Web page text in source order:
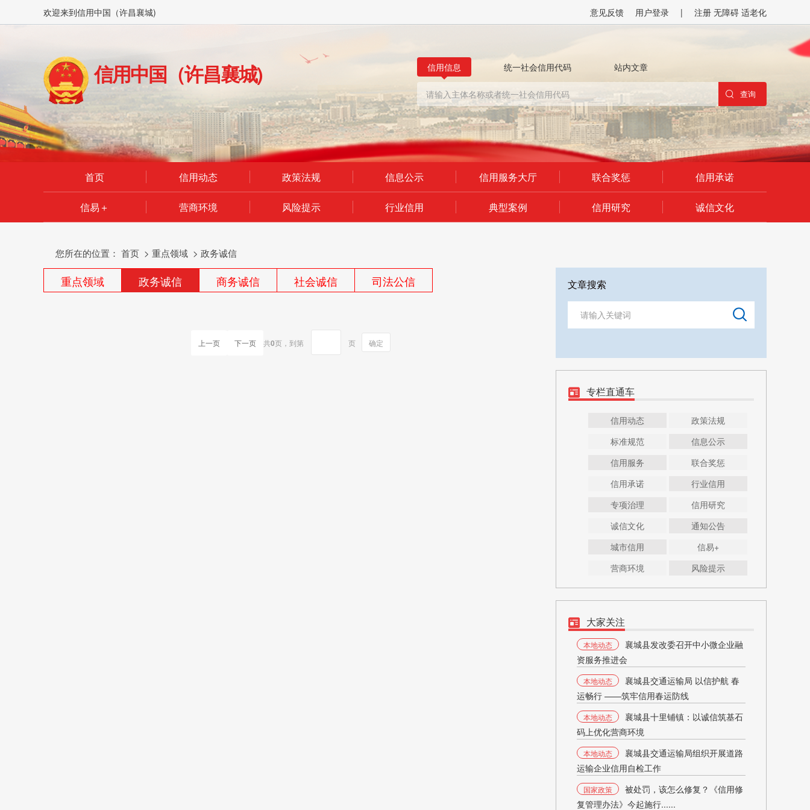
欢迎来到信用中国（许昌襄城) 意见反馈 用户登录 | 注册 无障碍 适老化
信用中国（许昌襄城) 信用信息 统一社会信用代码 站内文章
首页 信用动态 政策法规 信息公示 信用服务大厅 联合奖惩 信用承诺
信易＋ 营商环境 风险提示 行业信用 典型案例 信用研究 诚信文化
您所在的位置： 首页 > 重点领域 > 政务诚信
重点领域 政务诚信 商务诚信 社会诚信 司法公信
上一页 下一页 共0页， 到第 页 确定
文章搜索
专栏直通车
信用动态
政策法规
标准规范
信息公示
信用服务
联合奖惩
信用承诺
行业信用
专项治理
信用研究
诚信文化
通知公告
城市信用
信易+
营商环境
风险提示
大家关注
本地动态
襄城县发改委召开中小微企业融
资服务推进会
本地动态
襄城县交通运输局 以信护航 春
运畅行 ——筑牢信用春运防线
本地动态
襄城县十里铺镇：以诚信筑基石
码上优化营商环境
本地动态
襄城县交通运输局组织开展道路
运输企业信用自检工作
国家政策
被处罚，该怎么修复？《信用修
复管理办法》今起施行......